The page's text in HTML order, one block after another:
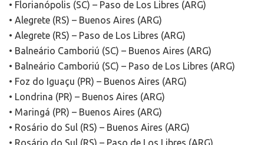
• Florianópolis (SC) – Paso de Los Libres (ARG)
• Alegrete (RS) – Buenos Aires (ARG)
• Alegrete (RS) – Paso de Los Libres (ARG)
• Balneário Camboriú (SC) – Buenos Aires (ARG)
• Balneário Camboriú (SC) – Paso de Los Libres (ARG)
• Foz do Iguaçu (PR) – Buenos Aires (ARG)
• Londrina (PR) – Buenos Aires (ARG)
• Maringá (PR) – Buenos Aires (ARG)
• Rosário do Sul (RS) – Buenos Aires (ARG)
• Rosário do Sul (RS) – Paso de Los Libres (ARG)